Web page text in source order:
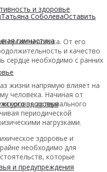
и здоровье
гимнастика
здоровья
и предупреждения
Татьяна СоболеваОставить
орган человека. От его
и качество
сердце необходимо с ранних
жизни напрямую влияет на
человека. Начиная от
уровня артериального
периодической
нагрузками.
здоровье и
необходимо для
которые